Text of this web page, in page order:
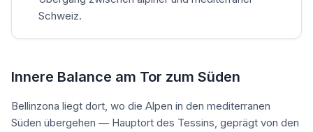
Schweiz.
Innere Balance am Tor zum Süden
Bellinzona liegt dort, wo die Alpen in den mediterranen
Süden übergehen — Hauptort des Tessins, geprägt von den